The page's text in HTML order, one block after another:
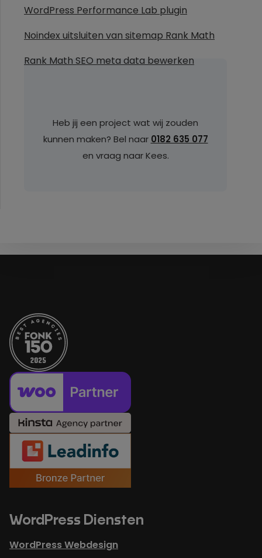
WordPress Performance Lab plugin
Noindex uitsluiten van sitemap Rank Math
Rank Math SEO meta data bewerken
Heb jij een project wat wij zouden
kunnen maken? Bel naar 0182 635 077
en vraag naar Kees.
WordPress Diensten
WordPress Webdesign